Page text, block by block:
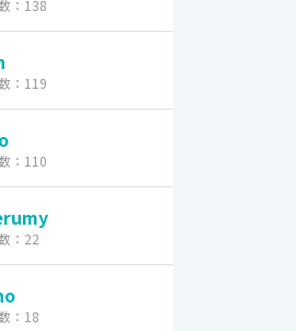
：138
：119
：110
：22
：18